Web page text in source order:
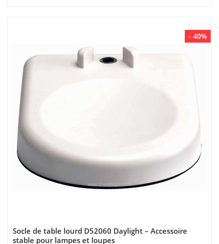
- 40%
Socle de table lourd D52060 Daylight – Accessoire
stable pour lampes et loupes